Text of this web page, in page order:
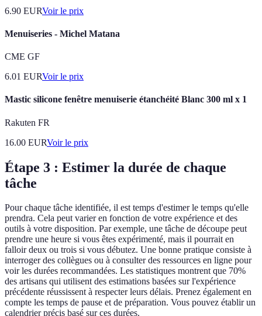
6.90 EURVoir le prix
Menuiseries - Michel Matana
CME GF
6.01 EURVoir le prix
Mastic silicone fenêtre menuiserie étanchéité Blanc 300 ml x 1
Rakuten FR
16.00 EURVoir le prix
Étape 3 : Estimer la durée de chaque
tâche
Pour chaque tâche identifiée, il est temps d'estimer le temps qu'elle
prendra. Cela peut varier en fonction de votre expérience et des
outils à votre disposition. Par exemple, une tâche de découpe peut
prendre une heure si vous êtes expérimenté, mais il pourrait en
falloir deux ou trois si vous débutez. Une bonne pratique consiste à
interroger des collègues ou à consulter des ressources en ligne pour
voir les durées recommandées. Les statistiques montrent que 70%
des artisans qui utilisent des estimations basées sur l'expérience
précédente réussissent à respecter leurs délais. Prenez également en
compte les temps de pause et de préparation. Vous pouvez établir un
calendrier précis basé sur ces durées.